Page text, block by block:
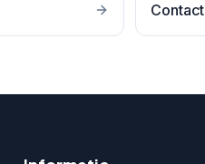
Contact